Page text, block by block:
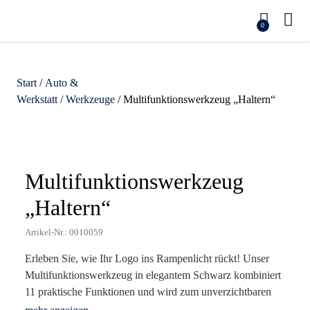
0
Start / Auto &
Werkstatt /Werkzeuge / Multifunktionswerkzeug „Haltern“
Multifunktionswerkzeug
„Haltern“
Artikel-Nr.: 0010059
Erleben Sie, wie Ihr Logo ins Rampenlicht rückt! Unser
Multifunktionswerkzeug in elegantem Schwarz kombiniert
11 praktische Funktionen und wird zum unverzichtbaren